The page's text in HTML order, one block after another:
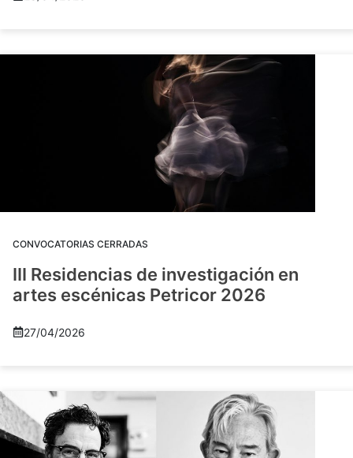
CONVOCATORIAS CERRADAS
III Residencias de investigación en
artes escénicas Petricor 2026
27/04/2026